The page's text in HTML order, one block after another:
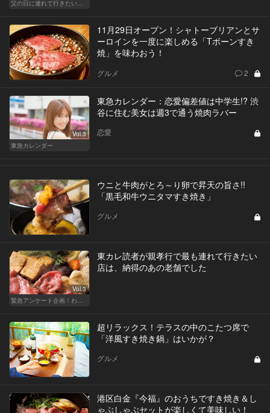
父の日に連れて行きたい お父さん受けが抜群に良い都内名店
11月29日オープン！シャトーブリアンとサ
ーロインを一度に楽しめる「Tボーンすき
焼」を味わおう！
グルメ 2
Vol.3
東急カレンダー
東急カレンダー：恋愛偏差値は中学生!? 渋
谷に住む美女は週3で通う焼肉ラバー
恋愛
ウニと牛肉がとろ～り卵で昇天の旨さ!!
「黒毛和牛ウニタマすき焼き」
グルメ
Vol.3
緊急アンケート企画！わたしと＂あの＂レストラン
東カレ読者が親孝行で最も連れて行きたい
店は、納得のあの老舗でした
超リラックス！テラスの中のこたつ席で
「洋風すき焼き鍋」はいかが？
グルメ
港区白金『今福』のおうちですき焼き＆し
ゃぶしゃぶセットが楽しくて美味しい！